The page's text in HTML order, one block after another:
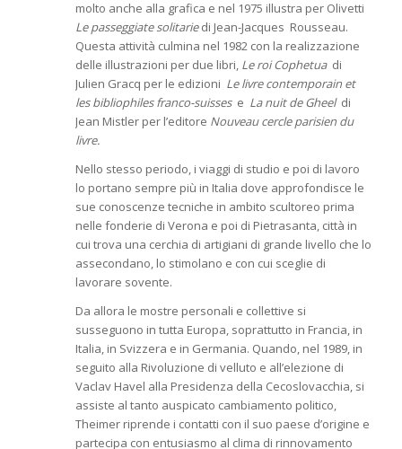
molto anche alla grafica e nel 1975 illustra per Olivetti
Le passeggiate solitariedi Jean-Jacques Rousseau.
Questa attività culmina nel 1982 con la realizzazione
delle illustrazioni per due libri, Le roi Cophetua di
Julien Gracq per le edizioni Le livre contemporain et
les bibliophiles franco-suissese La nuit de Gheeldi
Jean Mistler per l’editore Nouveau cercle parisien du
livre.
Nello stesso periodo, i viaggi di studio e poi di lavoro
lo portano sempre più in Italia dove approfondisce le
sue conoscenze tecniche in ambito scultoreo prima
nelle fonderie di Verona e poi di Pietrasanta, città in
cui trova una cerchia di artigiani di grande livello che lo
assecondano, lo stimolano e con cui sceglie di
lavorare sovente.
Da allora le mostre personali e collettive si
susseguono in tutta Europa, soprattutto in Francia, in
Italia, in Svizzera e in Germania. Quando, nel 1989, in
seguito alla Rivoluzione di velluto e all’elezione di
Vaclav Havel alla Presidenza della Cecoslovacchia, si
assiste al tanto auspicato cambiamento politico,
Theimer riprende i contatti con il suo paese d’origine e
partecipa con entusiasmo al clima di rinnovamento